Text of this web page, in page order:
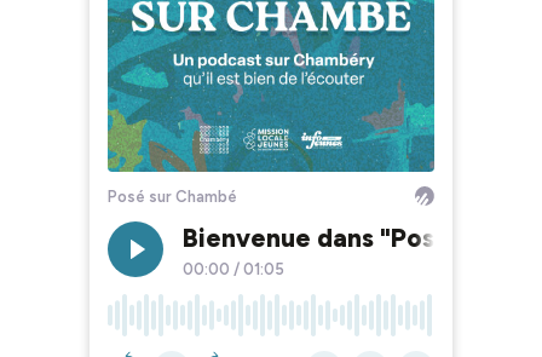
Posé sur Chambé
Bienvenue dans "Posé sur
00:00 / 01:05